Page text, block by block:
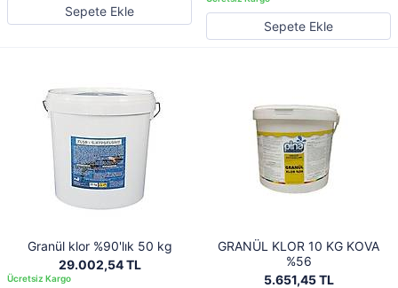
Sepete Ekle
Sepete Ekle
Granül klor %90'lık 50 kg
29.002,54 TL
GRANÜL KLOR 10 KG KOVA
%56
5.651,45 TL